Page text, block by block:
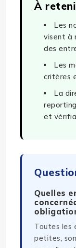
À
Les
visent à
des
Les
critères
La
et
Quelles
Toutes les
petites,